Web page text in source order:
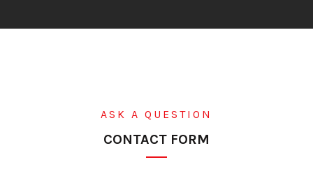
ASK A QUESTION
CONTACT FORM